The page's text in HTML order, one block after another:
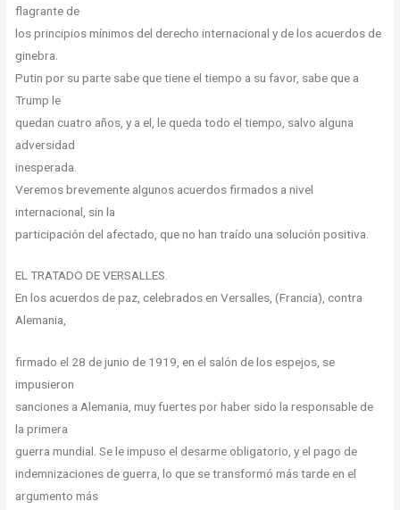
flagrante de
los principios mínimos del derecho internacional y de los acuerdos de
ginebra.
Putin por su parte sabe que tiene el tiempo a su favor, sabe que a
Trump le
quedan cuatro años, y a el, le queda todo el tiempo, salvo alguna
adversidad
inesperada.
Veremos brevemente algunos acuerdos firmados a nivel
internacional, sin la
participación del afectado, que no han traído una solución positiva.
EL TRATADO DE VERSALLES.
En los acuerdos de paz, celebrados en Versalles, (Francia), contra
Alemania,
firmado el 28 de junio de 1919, en el salón de los espejos, se
impusieron
sanciones a Alemania, muy fuertes por haber sido la responsable de
la primera
guerra mundial. Se le impuso el desarme obligatorio, y el pago de
indemnizaciones de guerra, lo que se transformó más tarde en el
argumento más